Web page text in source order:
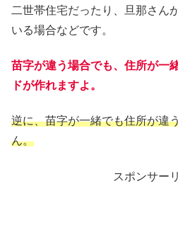
二世帯住宅だったり、旦那さん
いる場合などです。
苗字が違う場合でも、住所が一
ドが作れますよ。
逆に、苗字が一緒でも住所が違
ん。
スポンサー